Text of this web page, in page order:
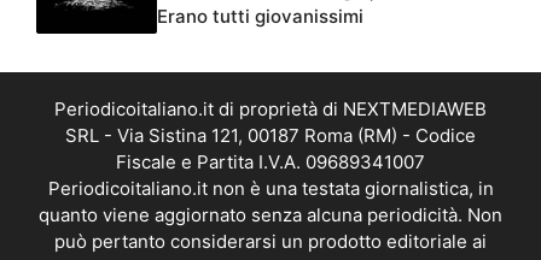
Erano tutti giovanissimi
Periodicoitaliano.it di proprietà di NEXTMEDIAWEB
SRL - Via Sistina 121, 00187 Roma (RM) - Codice
Fiscale e Partita I.V.A. 09689341007
Periodicoitaliano.it non è una testata giornalistica, in
quanto viene aggiornato senza alcuna periodicità. Non
può pertanto considerarsi un prodotto editoriale ai